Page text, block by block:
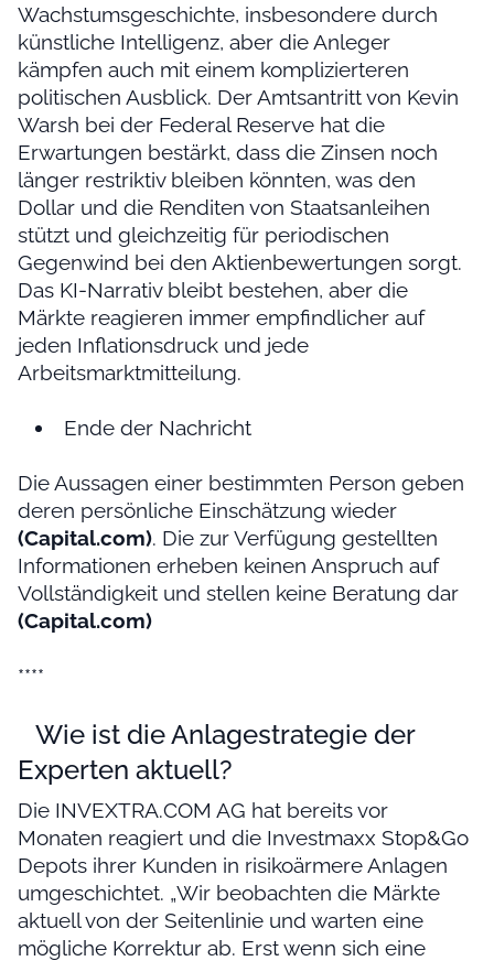
Wachstumsgeschichte, insbesondere durch
künstliche Intelligenz, aber die Anleger
kämpfen auch mit einem komplizierteren
politischen Ausblick. Der Amtsantritt von Kevin
Warsh bei der Federal Reserve hat die
Erwartungen bestärkt, dass die Zinsen noch
länger restriktiv bleiben könnten, was den
Dollar und die Renditen von Staatsanleihen
stützt und gleichzeitig für periodischen
Gegenwind bei den Aktienbewertungen sorgt.
Das KI-Narrativ bleibt bestehen, aber die
Märkte reagieren immer empfindlicher auf
jeden Inflationsdruck und jede
Arbeitsmarktmitteilung.
Ende der Nachricht
Die Aussagen einer bestimmten Person geben
deren persönliche Einschätzung wieder
(Capital.com). Die zur Verfügung gestellten
Informationen erheben keinen Anspruch auf
Vollständigkeit und stellen keine Beratung dar
(Capital.com)
****
Wie ist die Anlagestrategie der
Experten aktuell?
Die INVEXTRA.COM AG hat bereits vor
Monaten reagiert und die Investmaxx Stop&Go
Depots ihrer Kunden in risikoärmere Anlagen
umgeschichtet. „Wir beobachten die Märkte
aktuell von der Seitenlinie und warten eine
mögliche Korrektur ab. Erst wenn sich eine